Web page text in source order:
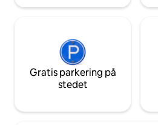
Gratis parkering på
stedet